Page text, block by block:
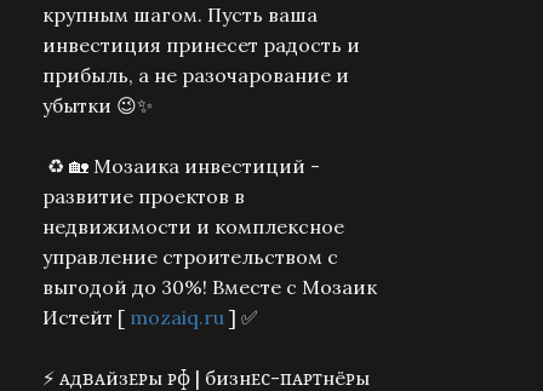
крупным шагом. Пусть ваша
инвестиция принесет радость и
прибыль, а не разочарование и
убытки 😉✨
♻️ 🏡 Мозаика инвестиций -
развитие проектов в
недвижимости и комплексное
управление строительством с
выгодой до 30%! Вместе с Мозаик
Истейт [ mozaiq.ru ] ✅
⚡️ ᴀдʙᴀйзᴇᴩы ᴩɸ | бизнᴇᴄ-ᴨᴀᴩᴛнёᴩы